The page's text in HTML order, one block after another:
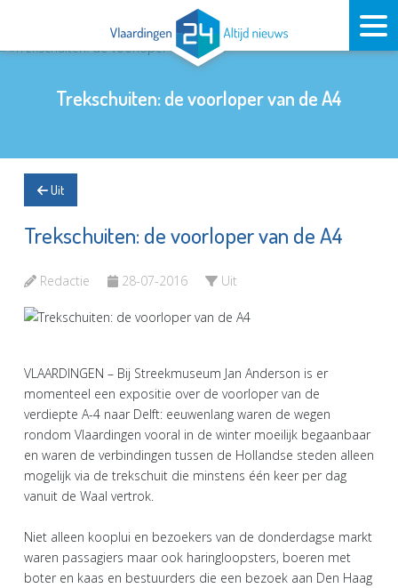
Trekschuiten: de voorloper van de A4
Uit
Trekschuiten: de voorloper van de A4
Redactie 28-07-2016 Uit
VLAARDINGEN – Bij Streekmuseum Jan Anderson is er
momenteel een expositie over de voorloper van de
verdiepte A-4 naar Delft: eeuwenlang waren de wegen
rondom Vlaardingen vooral in de winter moeilijk begaanbaar
en waren de verbindingen tussen de Hollandse steden alleen
mogelijk via de trekschuit die minstens één keer per dag
vanuit de Waal vertrok.
Niet alleen kooplui en bezoekers van de donderdagse markt
waren passagiers maar ook haringloopsters, boeren met
boter en kaas en bestuurders die een bezoek aan Den Haag